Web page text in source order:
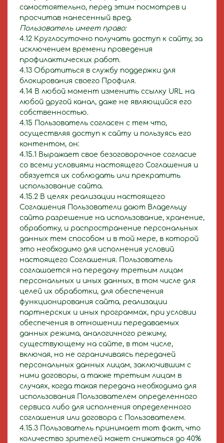
самостоятельно, перед этим посмотрев и
просчитав нанесенный вред.
Пользователь имеет право:
4.12 Круглосуточно получать доступ к сайту, за
исключением времени проведения
профилактических работ.
4.13 Обратиться в службу поддержки для
блокирования своего Профиля.
4.14 В любой момент изменить ссылку URL на
любой другой канал, даже не являющийся его
собственностью.
4.15 Пользователь согласен с тем что,
осуществляя доступ к сайту и пользуясь его
контентом, он:
4.15.1 Выражает свое безоговорочное согласие
со всеми условиями настоящего Соглашения и
обязуется их соблюдать или прекратить
использование сайта.
4.15.2 В целях реализации настоящего
Соглашения Пользователи дают Владельцу
сайта разрешение на использование, хранение,
обработку, и распространение персональных
данных тем способом и в той мере, в которой
это необходимо для исполнения условий
настоящего Соглашения. Пользователь
соглашается на передачу третьим лицам
персональных и иных данных, в том числе для
целей их обработки, для обеспечения
функционирования сайта, реализации
партнерских и иных программах, при условии
обеспечения в отношении передаваемых
данных режима, аналогичного режиму,
существующему на сайте, в том числе,
включая, но не ограничиваясь передачей
персональных данных лицам, заключившим с
ними договоры, а также третьим лицам в
случаях, когда такая передача необходима для
использования Пользователем определенного
сервиса либо для исполнения определенного
соглашения или договора с Пользователем.
4.15.3 Пользователь принимает тот факт, что
количество зрителей может снижаться до 40%